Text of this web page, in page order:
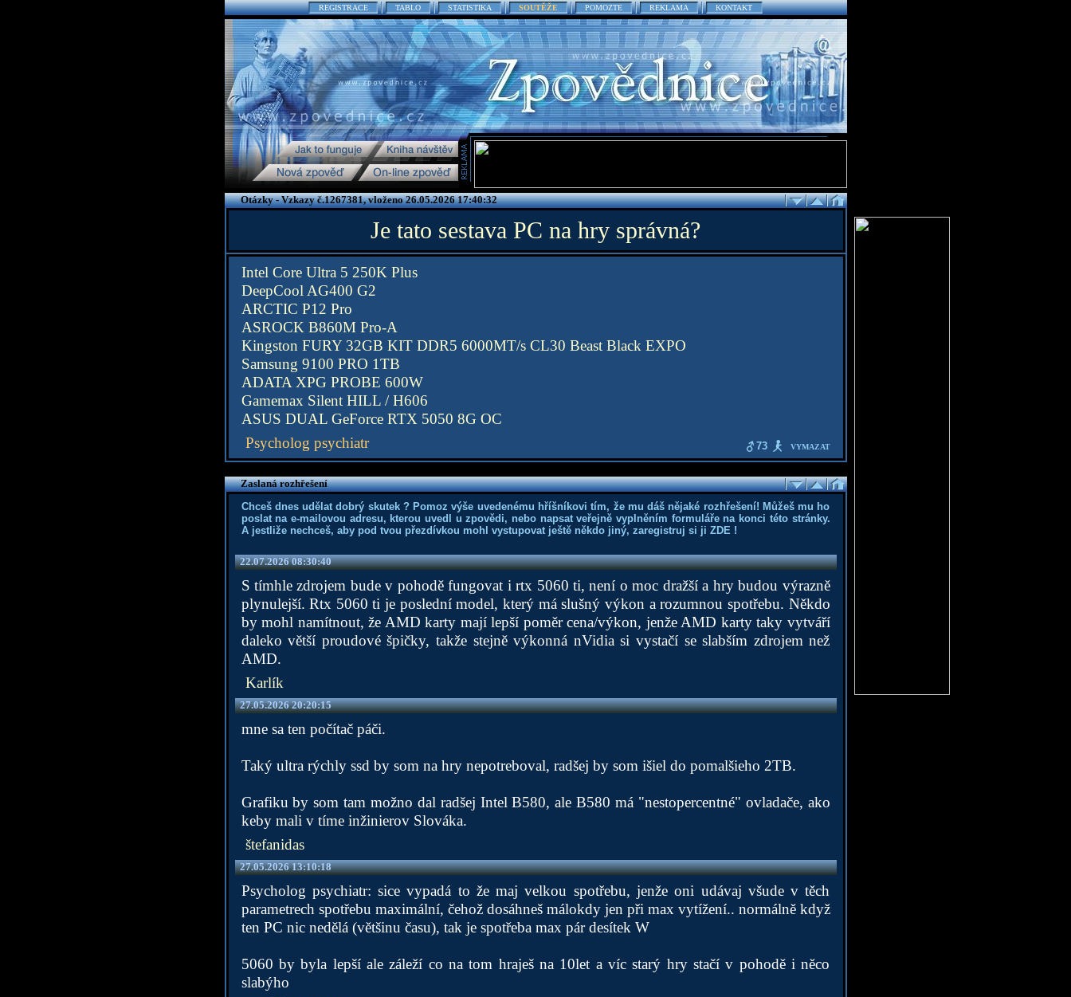
REGISTRACE TABLO STATISTIKA SOUTĚŽE POMOZTE REKLAMA KONTAKT
Otázky - Vzkazy č.1267381, vloženo 26.05.2026 17:40:32
Je tato sestava PC na hry správná?
Intel Core Ultra 5 250K Plus
DeepCool AG400 G2
ARCTIC P12 Pro
ASROCK B860M Pro-A
Kingston FURY 32GB KIT DDR5 6000MT/s CL30 Beast Black EXPO
Samsung 9100 PRO 1TB
ADATA XPG PROBE 600W
Gamemax Silent HILL / H606
ASUS DUAL GeForce RTX 5050 8G OC
Psycholog psychiatr
73 VYMAZAT
Zaslaná rozhřešení
Chceš dnes udělat dobrý skutek ? Pomoz výše uvedenému hříšníkovi tím, že mu dáš nějaké rozhřešení! Můžeš mu ho
poslat na e-mailovou adresu, kterou uvedl u zpovědi, nebo napsat veřejně vyplněním formuláře na konci této stránky.
A jestliže nechceš, aby pod tvou přezdívkou mohl vystupovat ještě někdo jiný, zaregistruj si ji ZDE!
22.07.2026 08:30:40
S tímhle zdrojem bude v pohodě fungovat i rtx 5060 ti, není o moc dražší a hry budou výrazně
plynulejší. Rtx 5060 ti je poslední model, který má slušný výkon a rozumnou spotřebu. Někdo
by mohl namítnout, že AMD karty mají lepší poměr cena/výkon, jenže AMD karty taky vytváří
daleko větší proudové špičky, takže stejně výkonná nVidia si vystačí se slabším zdrojem než
AMD.
Karlík
27.05.2026 20:20:15
mne sa ten počítač páči.
Taký ultra rýchly ssd by som na hry nepotreboval, radšej by som išiel do pomalšieho 2TB.
Grafiku by som tam možno dal radšej Intel B580, ale B580 má "nestopercentné" ovladače, ako
keby mali v tíme inžinierov Slováka.
štefanidas
27.05.2026 13:10:18
Psycholog psychiatr: sice vypadá to že maj velkou spotřebu, jenže oni udávaj všude v těch
parametrech spotřebu maximální, čehož dosáhneš málokdy jen při max vytížení.. normálně když
ten PC nic nedělá (většinu času), tak je spotřeba max pár desítek W
5060 by byla lepší ale záleží co na tom hraješ na 10let a víc starý hry stačí v pohodě i něco
slabýho